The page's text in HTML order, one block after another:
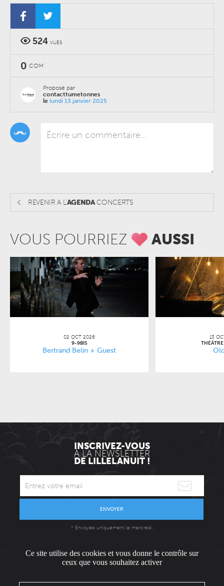
524 VUES
0 COM'
Proposé par
contacttumetonnes
le lundi 13 janvier 2025
REVENIR A L'AGENDACONCERTS
VOUS POURRIEZ AUSSI
02 OCT 2026
9-9BIS
Bertrand Belin + Guest
13
INSCRIVEZ-VOUS
À LA NEWSLETTER
DE LILLELANUIT !
ENVOYER
* Envoyée uniquement le mercredi.
L'ÉQUIPE
Ce site utilise des cookies et vous donne le contrôle sur
ceux que vous souhaitez activer